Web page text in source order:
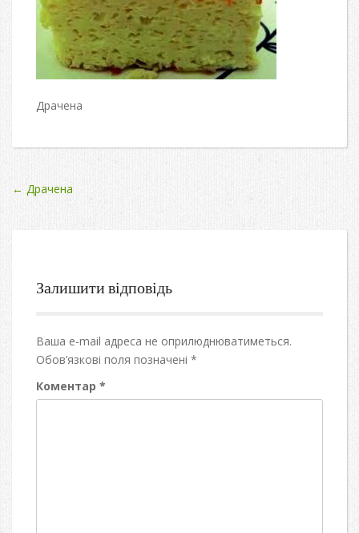
Драчена
Post
navigation
← Драчена
Залишити відповідь
Ваша e-mail адреса не оприлюднюватиметься.
Обов’язкові поля позначені *
Коментар *